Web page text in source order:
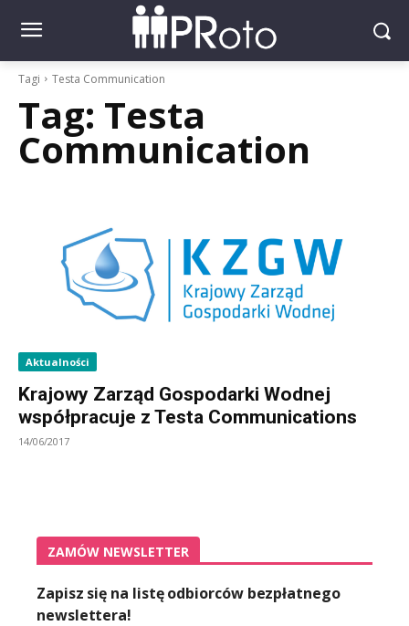
Tagi Testa Communication
Tag: Testa
Communication
Aktualności
Krajowy Zarząd Gospodarki Wodnej
współpracuje z Testa Communications
14/06/2017
ZAMÓW NEWSLETTER
Zapisz się na listę odbiorców bezpłatnego
newslettera!